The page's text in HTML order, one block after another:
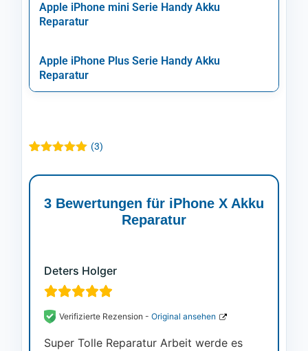
Apple iPhone mini Serie Handy Akku
Reparatur
Apple iPhone Plus Serie Handy Akku
Reparatur
5.00von 5,
basierend
Kundenbewertungen
(3)
3 Bewertungen für iPhone X Akku
Reparatur
Deters Holger
Verifizierte Rezension - Original ansehen
Super Tolle Reparatur Arbeit werde es